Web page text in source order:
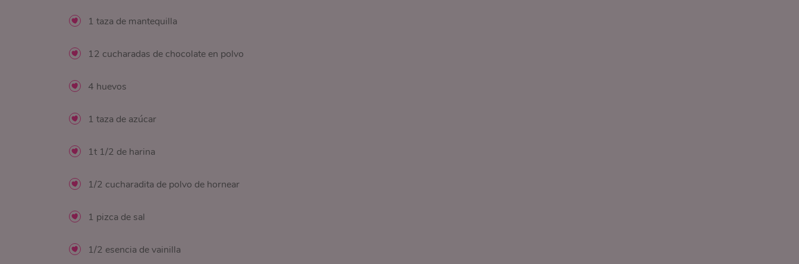
1 taza de mantequilla
12 cucharadas de chocolate en polvo
4 huevos
1 taza de azúcar
1t 1/2 de harina
1/2 cucharadita de polvo de hornear
1 pizca de sal
1/2 esencia de vainilla